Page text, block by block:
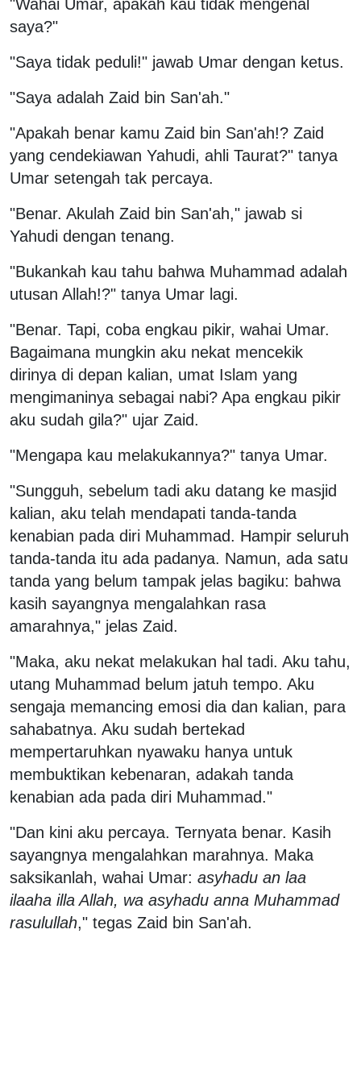
"Wahai Umar, apakah kau tidak mengenal
saya?"
"Saya tidak peduli!" jawab Umar dengan ketus.
"Saya adalah Zaid bin San'ah."
"Apakah benar kamu Zaid bin San'ah!? Zaid
yang cendekiawan Yahudi, ahli Taurat?" tanya
Umar setengah tak percaya.
"Benar. Akulah Zaid bin San'ah," jawab si
Yahudi dengan tenang.
"Bukankah kau tahu bahwa Muhammad adalah
utusan Allah!?" tanya Umar lagi.
"Benar. Tapi, coba engkau pikir, wahai Umar.
Bagaimana mungkin aku nekat mencekik
dirinya di depan kalian, umat Islam yang
mengimaninya sebagai nabi? Apa engkau pikir
aku sudah gila?" ujar Zaid.
"Mengapa kau melakukannya?" tanya Umar.
"Sungguh, sebelum tadi aku datang ke masjid
kalian, aku telah mendapati tanda-tanda
kenabian pada diri Muhammad. Hampir seluruh
tanda-tanda itu ada padanya. Namun, ada satu
tanda yang belum tampak jelas bagiku: bahwa
kasih sayangnya mengalahkan rasa
amarahnya," jelas Zaid.
"Maka, aku nekat melakukan hal tadi. Aku tahu,
utang Muhammad belum jatuh tempo. Aku
sengaja memancing emosi dia dan kalian, para
sahabatnya. Aku sudah bertekad
mempertaruhkan nyawaku hanya untuk
membuktikan kebenaran, adakah tanda
kenabian ada pada diri Muhammad."
"Dan kini aku percaya. Ternyata benar. Kasih
sayangnya mengalahkan marahnya. Maka
saksikanlah, wahai Umar: asyhadu an laa
ilaaha illa Allah, wa asyhadu anna Muhammad
rasulullah," tegas Zaid bin San'ah.